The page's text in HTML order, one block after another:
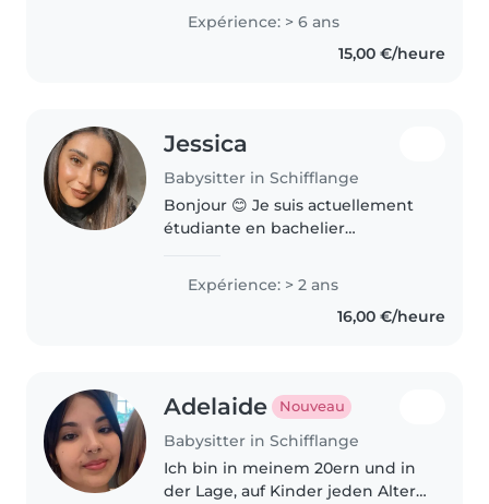
d'enfants. Je suis étudiante en
école de soins infirmiers, avec
des certificats en premiers..
Expérience: > 6 ans
15,00 €/heure
Jessica
Babysitter in Schifflange
Bonjour 😊 Je suis actuellement
étudiante en bachelier
travaille depuis 3 ans dans une
crèche ainsi qu'en foyer. Grâce à
cette expérience, j'ai l'habitude..
Expérience: > 2 ans
16,00 €/heure
Adelaide Nouveau
Babysitter in Schifflange
Ich bin in meinem 20ern und in
der Lage, auf Kinder jeden Alters